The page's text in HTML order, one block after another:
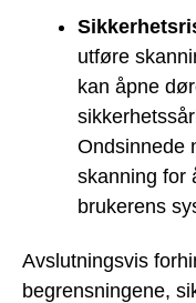
utføre
kan åpne
Ondsinnede
skanning for
brukerens
Avslutningsvis
begrensningene,